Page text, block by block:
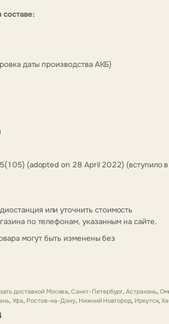
даты производства АКБ)
(adopted on 28 April 2022) (вступило в
или уточнить стоимость
по телефонам, указанным на сайте.
могут быть изменены без
доставкой Москва,Санкт-Петербург,Астрахань,
,Уфа, Ростов-на-Дону, Нижний Новгород, Иркутск,